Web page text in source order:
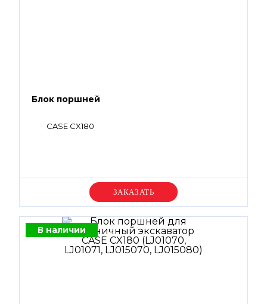
Блок поршней
CASE CX180
Уточняйте цену
В наличии